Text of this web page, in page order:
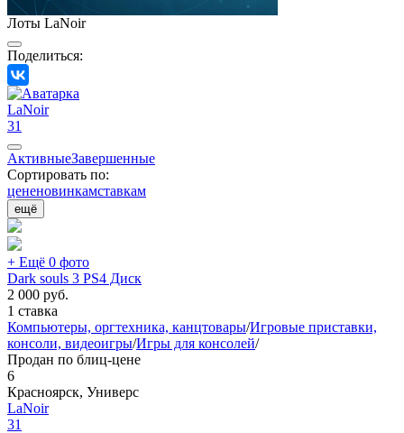
Лоты LaNoir
Поделиться:
LaNoir
31
АктивныеЗавершенные
Сортировать по:
цененовинкамставкам
ещё
+ Ещё 0 фото
Dark souls 3 PS4 Диск
2 000 руб.
1 ставка
Компьютеры, оргтехника, канцтовары/Игровые приставки,
консоли, видеоигры/Игры для консолей/
Продан по блиц-цене
6
Красноярск, Универс
LaNoir
31